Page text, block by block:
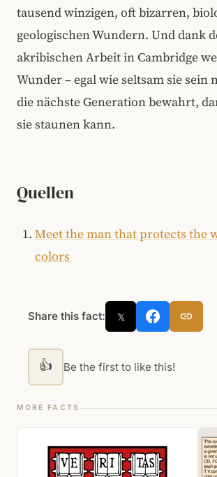
tausend winzigen, oft bizarren,
geologischen Wundern. Und dank
akribischen Arbeit in Cambridge
Wunder – egal wie seltsam sie sein
die nächste Generation bewahrt,
sie staunen kann.
Quellen
Meet the man that protects the
colors
Share this fact: 𝕏
👍 Be the first to like this!
MORE FACTS